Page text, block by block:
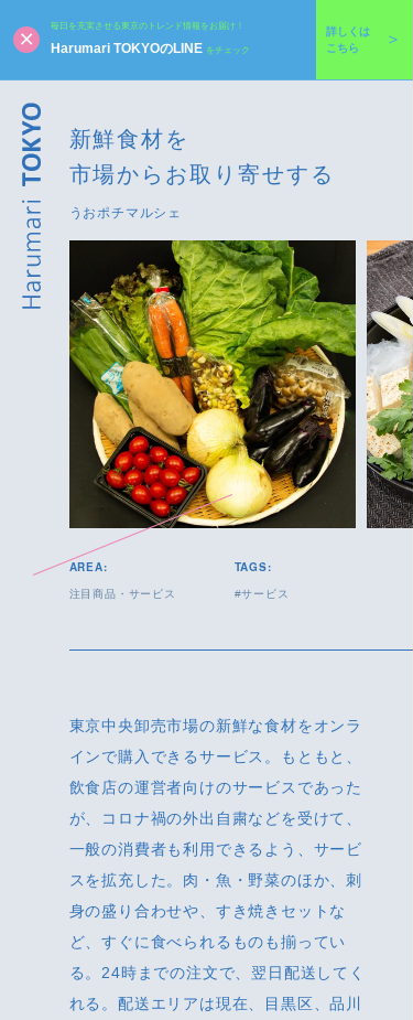
毎日を充実させる東京のトレンド情報をお届け！
Harumari TOKYOのLINE をチェック
詳しくは
こちら
新鮮食材を
市場からお取り寄せする
うおポチマルシェ
AREA:
注目商品・サービス
TAGS:
サービス
東京中央卸売市場の新鮮な食材をオンラ
インで購入できるサービス。もともと、
飲食店の運営者向けのサービスであった
が、コロナ禍の外出自粛などを受けて、
一般の消費者も利用できるよう、サービ
スを拡充した。肉・魚・野菜のほか、刺
身の盛り合わせや、すき焼きセットな
ど、すぐに食べられるものも揃ってい
る。24時までの注文で、翌日配送してく
れる。配送エリアは現在、目黒区、品川